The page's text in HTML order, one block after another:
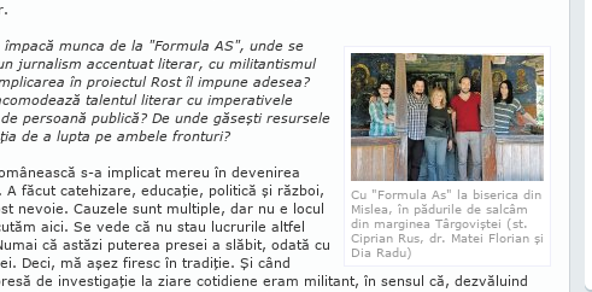
Cu "Formula As" la biserica din
Mislea, în pădurile de salcâm
din marginea Târgoviştei (st.
Ciprian Rus, dr. Matei Florian şi
Dia Radu)
împacă munca de la "Formula AS", unde se
jurnalism accentuat literar, cu militantismul
în proiectul Rost îl impune adesea?
talentul literar cu imperativele
persoană publică? De unde găseşti resursele
de a lupta pe am­bele fronturi?
s-a implicat mereu în deve­nirea
A făcut catehizare, educaţie, politică şi război,
nevoie. Cauzele sunt multiple, dar nu e locul
aici. Se vede că nu stau lucrurile altfel
că astăzi puterea presei a slăbit, odată cu
Deci, mă aşez firesc în tradiţie. Şi când
de investigaţie la ziare cotidiene eram militant, în sensul că, dezvăluind